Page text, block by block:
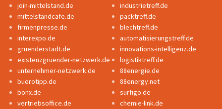
join-mittelstand.de
mittelstandcafe.de
firmenpresse.de
interexpo.de
gruenderstadt.de
existenzgruender-netzwerk.de
unternehmer-netzwerk.de
buerotipp.de
bonx.de
vertriebsoffice.de
industrietreff.de
packtreff.de
blechtreff.de
automatisierungstreff.de
innovations-intelligenz.de
logistiktreff.de
88energie.de
88energy.net
surfigo.de
chemie-link.de